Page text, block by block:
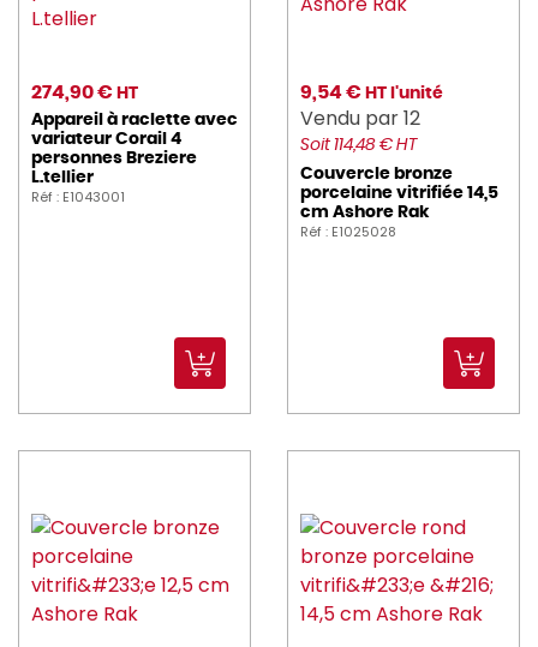
274,90 € HT
Appareil à raclette avec
variateur Corail 4
personnes Breziere
L.tellier
Réf : E1043001
9,54 € HT l'unité
Vendu par 12
Soit 114,48 € HT
Couvercle bronze
porcelaine vitrifiée 14,5
cm Ashore Rak
Réf : E1025028